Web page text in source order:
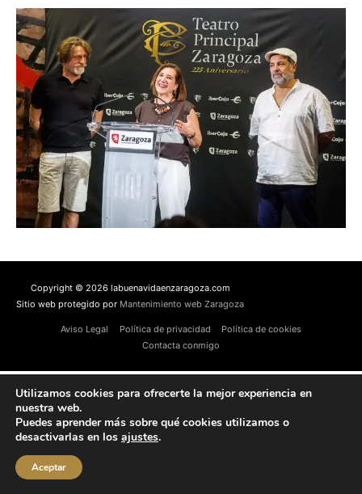
Copyright © 2026 labuenavidaenzaragoza.com
Sitio web protegido por Mantenimiento web Zaragoza
Aviso Legal Política de privacidad
Política de cookies
Contacta conmigo
Utilizamos cookies para ofrecerte la mejor experiencia en
nuestra web.
Puedes aprender más sobre qué cookies utilizamos o
desactivarlas en los ajustes.
Aceptar